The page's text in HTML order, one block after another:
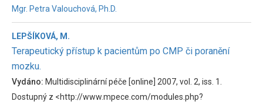
Mgr. Petra Valouchová, Ph.D.
LEPŠÍKOVÁ, M.
Terapeutický přístup k pacientům po CMP či poranění
mozku.
Vydáno: Multidisciplinární péče [online] 2007, vol. 2, iss. 1.
Dostupný z <http://www.mpece.com/modules.php?